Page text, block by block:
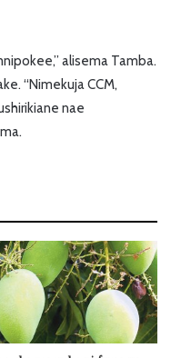
alisema Tamba.
“Nimekuja CCM,
nae